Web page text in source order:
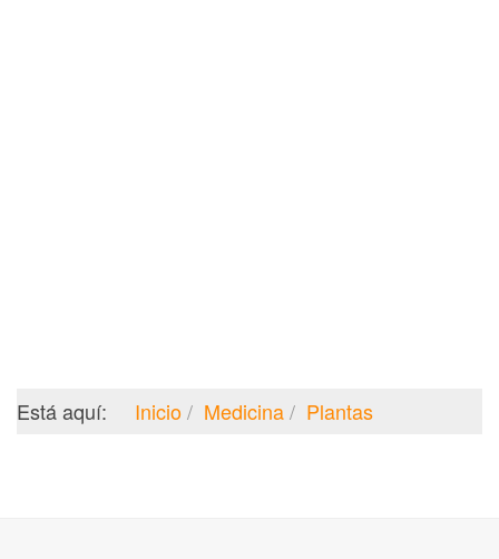
Está aquí: Inicio Medicina Plantas